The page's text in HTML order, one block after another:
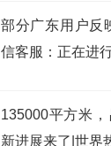
部分广东用户反
信客服：正在进
135000平方米
新进展来了|世界